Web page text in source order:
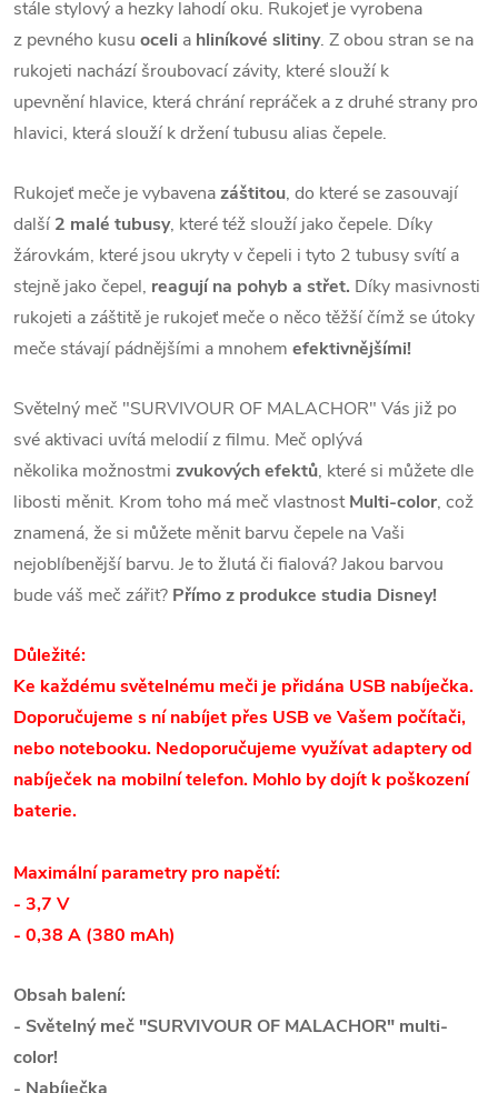
stále stylový a hezky lahodí oku. Rukojeť je vyrobena
z pevného kusu oceli a hliníkové slitiny. Z obou stran se na
rukojeti nachází šroubovací závity, které slouží k
upevnění hlavice, která chrání repráček a z druhé strany pro
hlavici, která slouží k držení tubusu alias čepele.
Rukojeť meče je vybavenazáštitou, do které se zasouvají
další 2 malé tubusy, které též slouží jako čepele. Díky
žárovkám, které jsou ukryty v čepeli i tyto 2 tubusy svítí a
stejně jako čepel, reagují na pohyb a střet. Díky masivnosti
rukojeti a záštitě je rukojeť meče o něco těžší čímž se útoky
meče stávají pádnějšími a mnohem efektivnějšími!
Světelný meč "SURVIVOUR OF MALACHOR" Vás již po
své aktivaci uvítá melodií z filmu. Meč oplývá
několika možnostmi zvukových efektů, které si můžete dle
libosti měnit. Krom toho má meč vlastnostMulti-color, což
znamená, že si můžete měnit barvu čepele na Vaši
nejoblíbenější barvu. Je to žlutá či fialová? Jakou barvou
bude váš meč zářit? Přímo z produkce studia Disney!
Důležité:
Ke každému světelnému meči je přidána USB nabíječka.
Doporučujeme s ní nabíjet přes USB ve Vašem počítači,
nebo notebooku. Nedoporučujeme využívat adaptery od
nabíječek na mobilní telefon. Mohlo by dojít k poškození
baterie.
Maximální parametry pro napětí:
- 3,7 V
- 0,38 A (380 mAh)
Obsah balení:
- Světelný meč "SURVIVOUR OF MALACHOR" multi-
color!